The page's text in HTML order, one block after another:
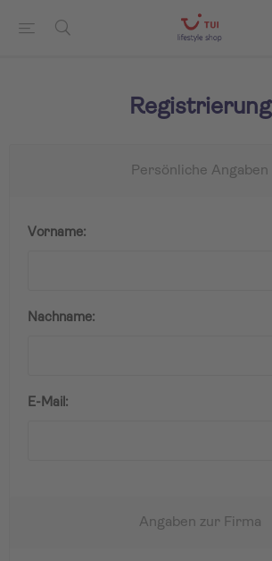
Registrierung
Persönliche Angaben
Vorname:
Nachname:
E-Mail:
Angaben zur Firma